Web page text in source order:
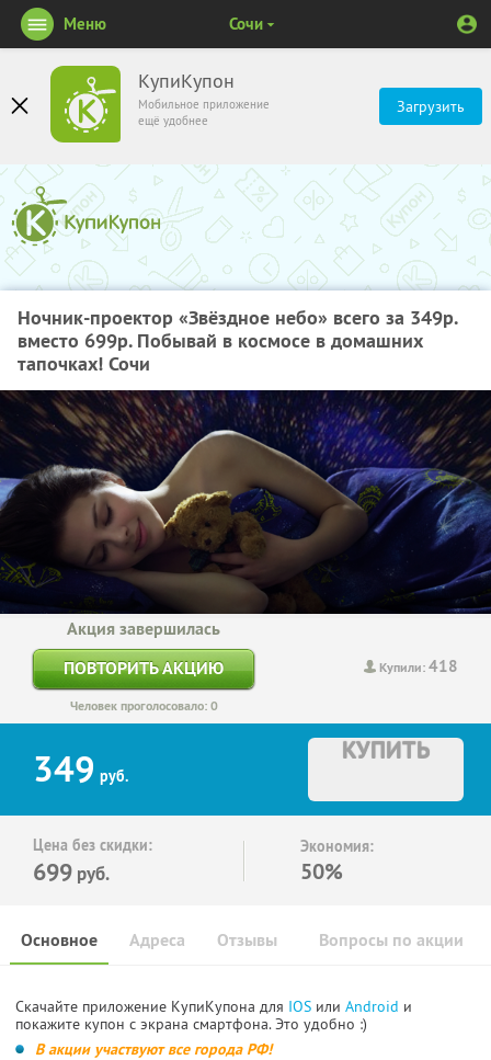
КупиКупон
Мобильное приложение
ещё удобнее
Загрузить
Меню Сочи
Ночник-проектор «Звёздное небо» всего за 349р.
вместо 699р. Побывай в космосе в домашних
тапочках! Сочи
Купили:418
Акция завершилась
ПОВТОРИТЬ АКЦИЮ
Человек проголосовало: 0
349 руб.
КУПИТЬ
Цена без скидки:
699 руб.
Экономия:
50%
Основное Отзывы Вопросы по акции
Адреса
Скачайте приложение КупиКупона для IOS или Android и
покажите купон с экрана смартфона. Это удобно :)
В акции участвуют все города РФ!